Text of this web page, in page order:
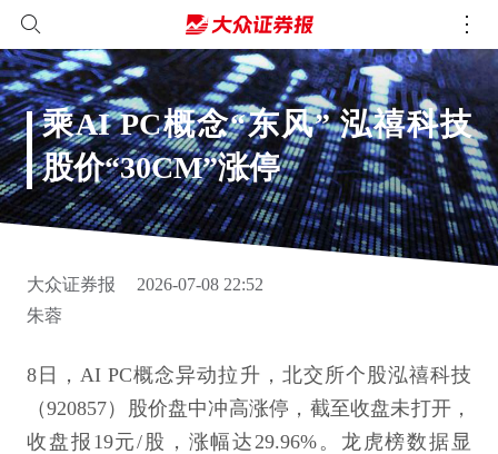
乘AI PC概念“东风” 泓禧科技
股价“30CM”涨停
大众证券报
2026-07-08 22:52
朱蓉
8日，AI PC概念异动拉升，北交所个股泓禧科技
（920857）股价盘中冲高涨停，截至收盘未打开，
收盘报19元/股，涨幅达29.96%。龙虎榜数据显